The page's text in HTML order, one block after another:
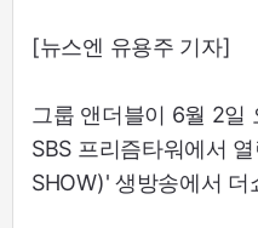
[뉴스엔 유용주 기자]
그룹 앤더블이 6월 2일
SBS 프리즘타워에서
SHOW)' 생방송에서